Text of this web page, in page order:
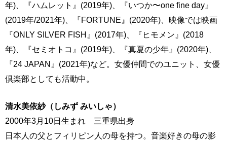
年)、『ハムレット』(2019年)、『いつか〜one fine day』
(2019年/2021年)、『FORTUNE』(2020年)、映像では映画
『ONLY SILVER FISH』(2017年)、『ヒモメン』(2018
年)、『セミオトコ』(2019年)、『真夏の少年』(2020年)、
『24 JAPAN』(2021年)など。女優仲間でのユニット、女優
倶楽部としても活動中。
清水美依紗（しみず みいしゃ）
2000年3月10日生まれ 三重県出身
日本人の父とフィリピン人の母を持つ。音楽好きの母の影